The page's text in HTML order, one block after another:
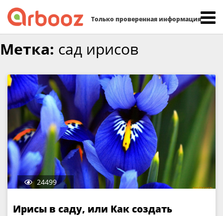
Только проверенная информация
to
Метка: сад ирисов
24499
Ирисы в саду, или Как создать
Найти: